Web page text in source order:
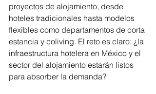
proyectos de alojamiento, desde
hoteles tradicionales hasta modelos
flexibles como departamentos de corta
estancia y coliving. El reto es claro: ¿la
infraestructura hotelera en México y el
sector del alojamiento estarán listos
para absorber la demanda?